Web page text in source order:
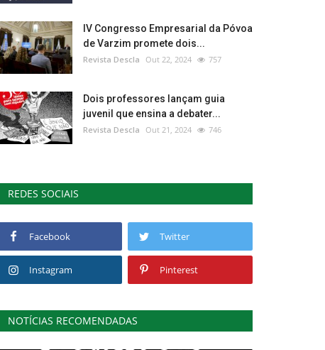
IV Congresso Empresarial da Póvoa
de Varzim promete dois...
Revista Descla Out 22, 2024 757
Dois professores lançam guia
juvenil que ensina a debater...
Revista Descla Out 21, 2024 746
REDES SOCIAIS
Facebook Twitter
Instagram Pinterest
NOTÍCIAS RECOMENDADAS